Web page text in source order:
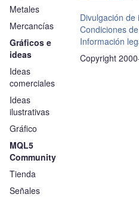
Metales
Mercancías
Gráficos e
ideas
Ideas
comerciales
Ideas
ilustrativas
Gráfico
MQL5
Community
Tienda
Señales
Divulgación
Condiciones
Información
Copyright